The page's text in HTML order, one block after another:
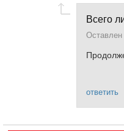
Всего
Оставлен
ответить